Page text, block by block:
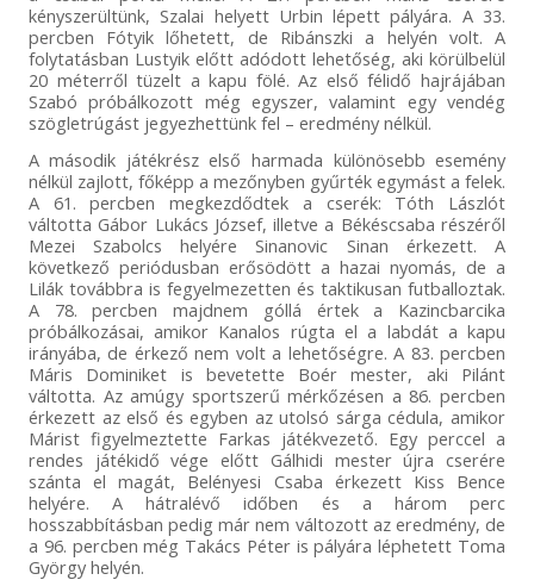
kényszerültünk, Szalai helyett Urbin lépett pályára. A 33.
percben Fótyik lőhetett, de Ribánszki a helyén volt. A
folytatásban Lustyik előtt adódott lehetőség, aki körülbelül
20 méterről tüzelt a kapu fölé. Az első félidő hajrájában
Szabó próbálkozott még egyszer, valamint egy vendég
szögletrúgást jegyezhettünk fel – eredmény nélkül.
A második játékrész első harmada különösebb esemény
nélkül zajlott, főképp a mezőnyben gyűrték egymást a felek.
A 61. percben megkezdődtek a cserék: Tóth Lászlót
váltotta Gábor Lukács József, illetve a Békéscsaba részéről
Mezei Szabolcs helyére Sinanovic Sinan érkezett. A
következő periódusban erősödött a hazai nyomás, de a
Lilák továbbra is fegyelmezetten és taktikusan futballoztak.
A 78. percben majdnem góllá értek a Kazincbarcika
próbálkozásai, amikor Kanalos rúgta el a labdát a kapu
irányába, de érkező nem volt a lehetőségre. A 83. percben
Máris Dominiket is bevetette Boér mester, aki Pilánt
váltotta. Az amúgy sportszerű mérkőzésen a 86. percben
érkezett az első és egyben az utolsó sárga cédula, amikor
Márist figyelmeztette Farkas játékvezető. Egy perccel a
rendes játékidő vége előtt Gálhidi mester újra cserére
szánta el magát, Belényesi Csaba érkezett Kiss Bence
helyére. A hátralévő időben és a három perc
hosszabbításban pedig már nem változott az eredmény, de
a 96. percben még Takács Péter is pályára léphetett Toma
György helyén.